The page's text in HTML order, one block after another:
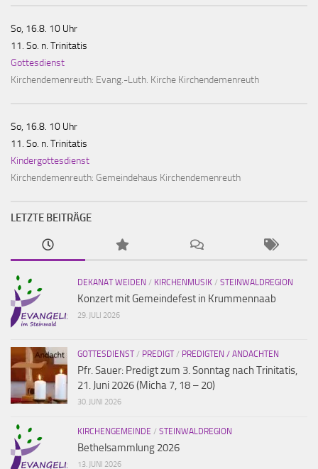
So, 16.8. 10 Uhr
11. So. n. Trinitatis
Gottesdienst
Kirchendemenreuth: Evang.-Luth. Kirche Kirchendemenreuth
So, 16.8. 10 Uhr
11. So. n. Trinitatis
Kindergottesdienst
Kirchendemenreuth: Gemeindehaus Kirchendemenreuth
LETZTE BEITRÄGE
DEKANAT WEIDEN / KIRCHENMUSIK / STEINWALDREGION
Konzert mit Gemeindefest in Krummennaab
29. JULI 2026
GOTTESDIENST/ PREDIGT/ PREDIGTEN / ANDACHTEN
Pfr. Sauer: Predigt zum 3. Sonntag nach Trinitatis,
21. Juni 2026 (Micha 7, 18 – 20)
30. JUNI 2026
KIRCHENGEMEINDE / STEINWALDREGION
Bethelsammlung 2026
13. JUNI 2026